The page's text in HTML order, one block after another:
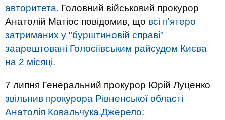
авторитета. Головний військовий прокурор
Анатолій Матіос повідомив, що всі п'ятеро
затриманих у "бурштиновій справі"
заарештовані Голосіївським райсудом Києва
на 2 місяці.
7 липня Генеральний прокурор Юрій Луценко
звільнив прокурора Рівненської області
Анатолія Ковальчука.Джерело: